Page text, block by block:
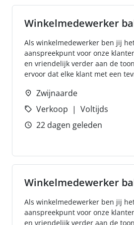
Winkelmedewerker
Als winkelmedewerker ben jij
aanspreekpunt voor onze
en vriendelijk verder aan de
ervoor dat elke klant met een
Zwijnaarde
Verkoop
Voltijds
22 dagen geleden
Winkelmedewerker
Als winkelmedewerker ben jij
aanspreekpunt voor onze
en vriendelijk verder aan de